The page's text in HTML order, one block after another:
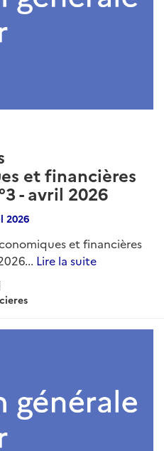
et financières
- avril 2026
2026
et financières
Lire la suite